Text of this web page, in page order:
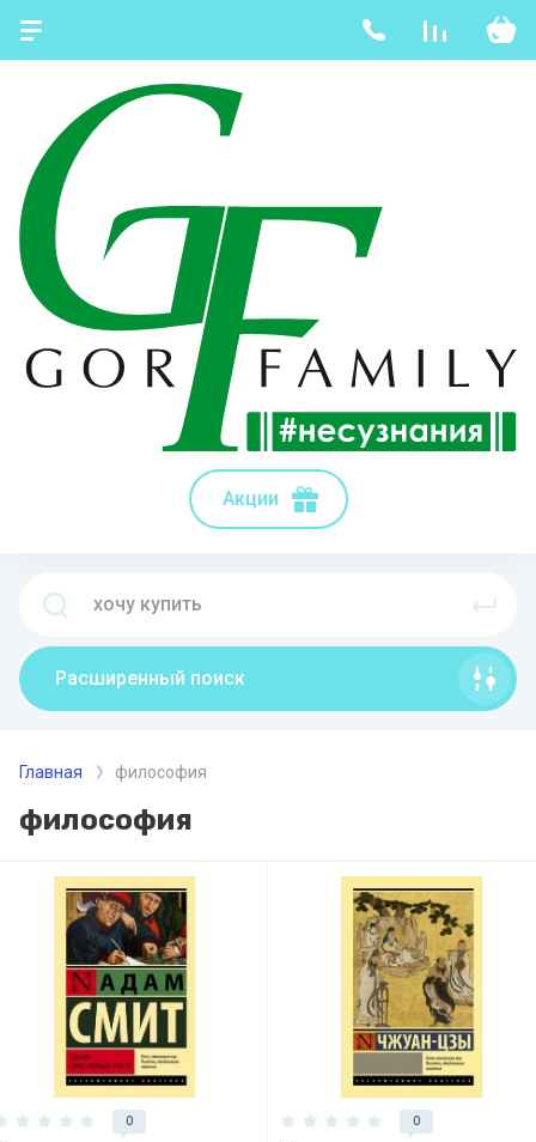
Акции
Расширенный поиск
Главная философия
философия
0 0